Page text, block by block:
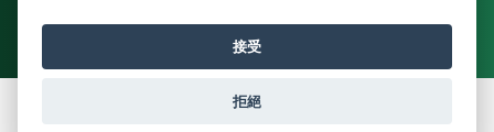
返回頁首
接受
拒絕